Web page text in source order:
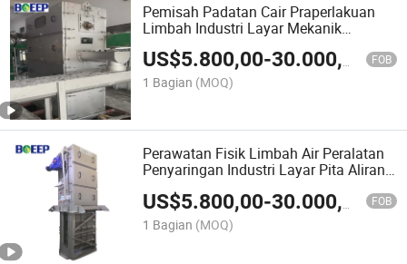
Pemisah Padatan Cair Praperlakuan
Limbah Industri Layar Mekanik
Otomatis
US$5.800,00-30.000,00 FOB
1 Bagian (MOQ)
Perawatan Fisik Limbah Air Peralatan
Penyaringan Industri Layar Pita Aliran
US$5.800,00-30.000,00 FOB
1 Bagian (MOQ)